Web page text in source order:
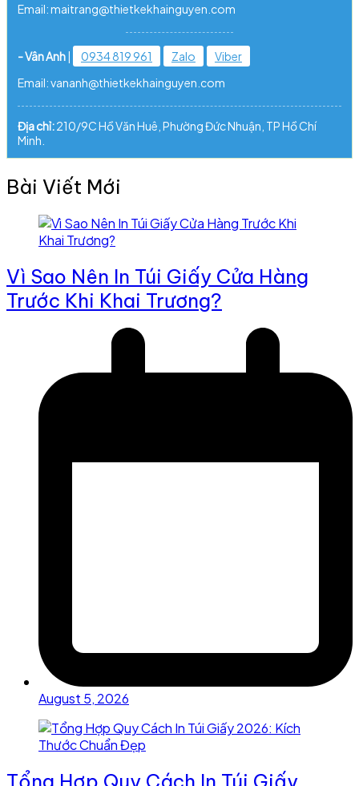
Email: maitrang@thietkekhainguyen.com
- Vân Anh| 0934 819 961 Zalo
Viber
Email: vananh@thietkekhainguyen.com
Địa chỉ:210/9C Hồ Văn Huê, Phường Đức Nhuận, TP Hồ Chí
Minh.
Bài Viết Mới
Vì Sao Nên In Túi Giấy Cửa Hàng
Trước Khi Khai Trương?
August 5, 2026